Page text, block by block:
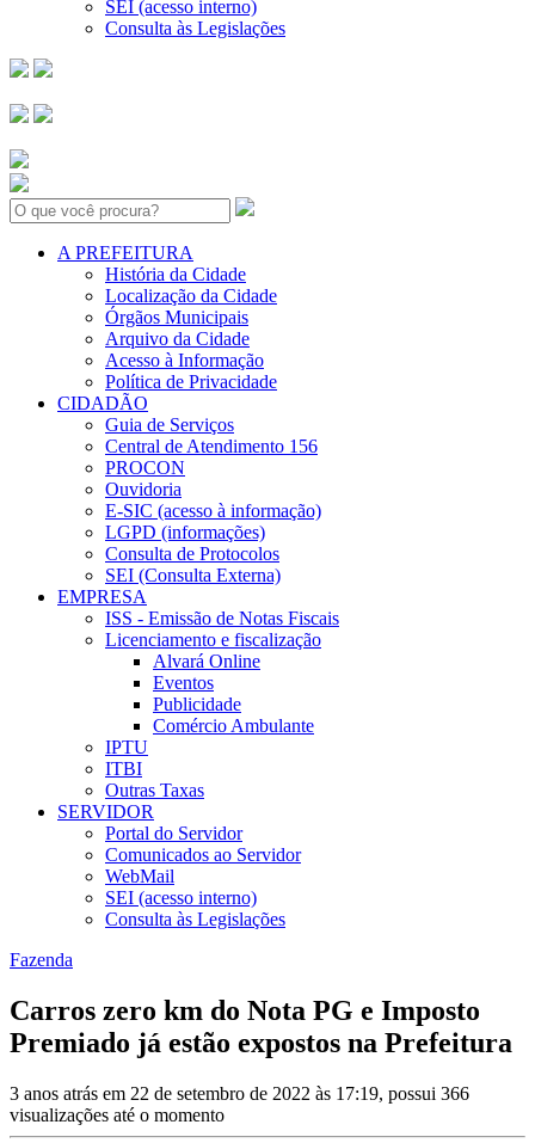
SEI (acesso interno)
Consulta às Legislações
Search:
A PREFEITURA
História da Cidade
Localização da Cidade
Órgãos Municipais
Arquivo da Cidade
Acesso à Informação
Política de Privacidade
CIDADÃO
Guia de Serviços
Central de Atendimento 156
PROCON
Ouvidoria
E-SIC (acesso à informação)
LGPD (informações)
Consulta de Protocolos
SEI (Consulta Externa)
EMPRESA
ISS - Emissão de Notas Fiscais
Licenciamento e fiscalização
Alvará Online
Eventos
Publicidade
Comércio Ambulante
IPTU
ITBI
Outras Taxas
SERVIDOR
Portal do Servidor
Comunicados ao Servidor
WebMail
SEI (acesso interno)
Consulta às Legislações
Fazenda
Carros zero km do Nota PG e Imposto
Premiado já estão expostos na Prefeitura
3 anos atrás em 22 de setembro de 2022 às 17:19, possui 366
visualizações até o momento